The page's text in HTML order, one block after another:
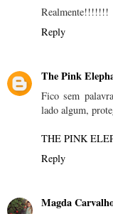
Realmente!!!!!!!
Reply
The Pink
Fico sem
lado algum,
THE PINK
Reply
Magda